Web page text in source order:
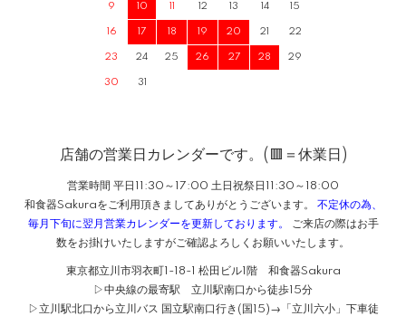
9 10 11 12 13 14 15
16 17 18 19 20 21 22
23 24 25 26 27 28 29
30 31
店舗の営業日カレンダーです。(🟥＝休業日)
営業時間 平日11:30～17:00 土日祝祭日11:30～18:00
和食器Sakuraをご利用頂きましてありがとうございます。 不定休の為、
毎月下旬に翌月営業カレンダーを更新しております。
ご来店の際はお手
数をお掛けいたしますがご確認よろしくお願いいたします。
東京都立川市羽衣町1-18-1 松田ビル1階 和食器Sakura
▷中央線の最寄駅 立川駅南口から徒歩15分
▷立川駅北口から立川バス 国立駅南口行き(国15)→「立川六小」下車徒